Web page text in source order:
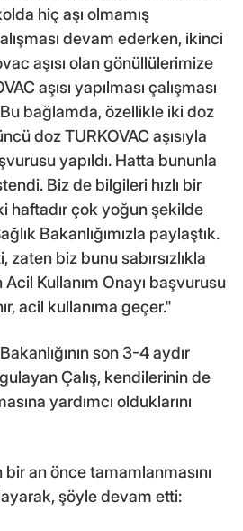
hiç aşı olmamış
devam ederken, ikinci
aşısı olan gönüllülerimize
aşısı yapılması çalışması
bağlamda, özellikle iki doz
doz TURKOVAC aşısıyla
yapıldı. Hatta bununla
Biz de bilgileri hızlı bir
haftadır çok yoğun şekilde
Bakanlığımızla paylaştık.
biz bunu sabırsızlıkla
Kullanım Onayı başvurusu
acil kullanıma geçer."
son 3-4 aydır
Çalış, kendilerinin de
yardımcı olduklarını
an önce tamamlanmasını
şöyle devam etti: